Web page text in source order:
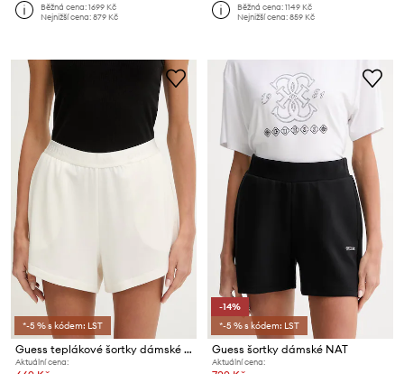
Běžná cena:1699 Kč
Nejnižší cena:879 Kč
Běžná cena:1149 Kč
Nejnižší cena:859 Kč
*-5 % s kódem: LST
Guess teplákové šortky dámské JUNIE
Aktuální cena:
-14%
*-5 % s kódem: LST
Guess šortky dámské NAT
Aktuální cena: